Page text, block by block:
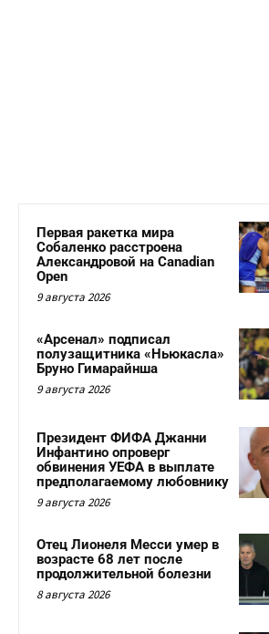
Первая ракетка мира
Собаленко расстроена
Александровой на Canadian
Open
9 августа 2026
«Арсенал» подписал
полузащитника «Ньюкасла»
Бруно Гимарайнша
9 августа 2026
Президент ФИФА Джанни
Инфантино опроверг
обвинения УЕФА в выплате
предполагаемому любовнику
9 августа 2026
Отец Лионеля Месси умер в
возрасте 68 лет после
продолжительной болезни
8 августа 2026